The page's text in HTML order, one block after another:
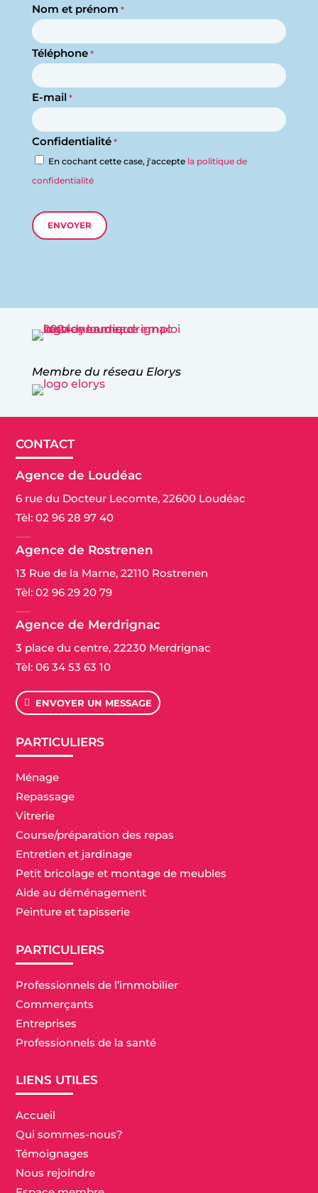
Nom et prénom *
Téléphone *
E-mail *
Confidentialité *
En cochant cette case, j'accepte la politique de
confidentialité
Membre du réseau Elorys
CONTACT
Agence de Loudéac
6 rue du Docteur Lecomte, 22600 Loudéac
Tèl:02 96 28 97 40
Agence de Rostrenen
13 Rue de la Marne, 22110 Rostrenen
Tèl:02 96 29 20 79
Agence de Merdrignac
3 place du centre, 22230 Merdrignac
Tèl:06 34 53 63 10
ENVOYER UN MESSAGE
PARTICULIERS
Ménage
Repassage
Vitrerie
Course/préparation des repas
Entretien et jardinage
Petit bricolage et montage de meubles
Aide au déménagement
Peinture et tapisserie
PARTICULIERS
Professionnels de l’immobilier
Commerçants
Entreprises
Professionnels de la santé
LIENS UTILES
Accueil
Qui sommes-nous?
Témoignages
Nous rejoindre